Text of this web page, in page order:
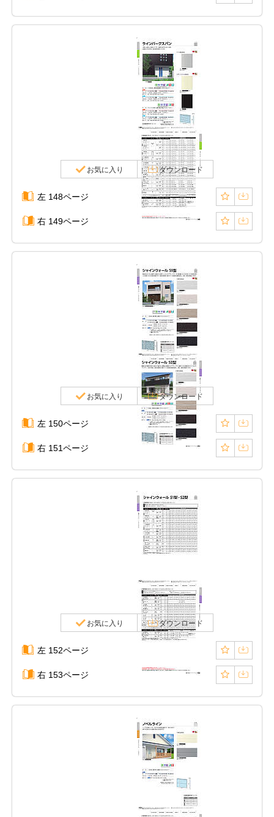
お気に入り ダウンロード
左 148ページ
右 149ページ
お気に入り ダウンロード
左 150ページ
右 151ページ
お気に入り ダウンロード
左 152ページ
右 153ページ